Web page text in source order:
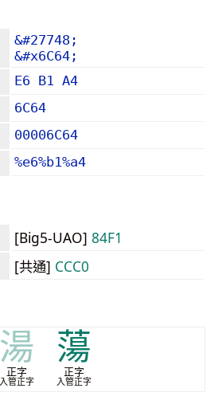
&#27748;
&#x6C64;
E6 B1 A4
6C64
00006C64
%e6%b1%a4
[Big5-UAO] 84F1
[共通] CCC0
湯
正字
入管正字
蕩
正字
入管正字